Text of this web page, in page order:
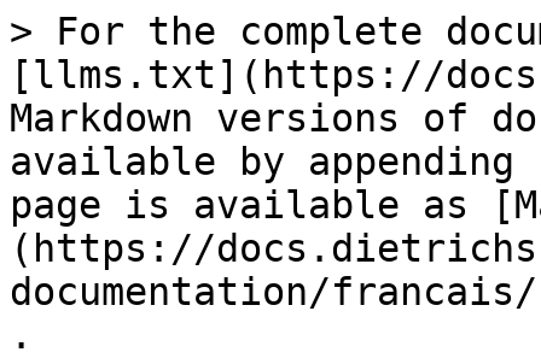
> For the complete
[llms.txt](https://
Markdown versions of
available by
page is available as
(https://
documentation/francais/
.